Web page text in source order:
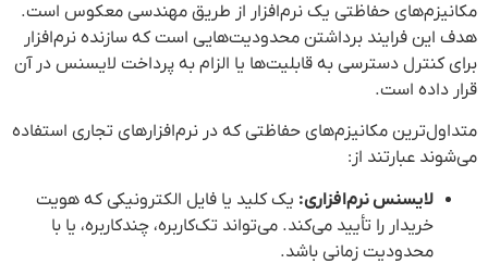
مکانیزم‌های حفاظتی یک نرم‌افزار از طریق مهندسی معکوس است.
هدف این فرایند برداشتن محدودیت‌هایی است که سازنده نرم‌افزار
برای کنترل دسترسی به قابلیت‌ها یا الزام به پرداخت لایسنس در آن
قرار داده است.
متداول‌ترین مکانیزم‌های حفاظتی که در نرم‌افزارهای تجاری استفاده
می‌شوند عبارتند از:
لایسنس نرم‌افزاری: یک کلید یا فایل الکترونیکی که هویت
خریدار را تأیید می‌کند. می‌تواند تک‌کاربره، چندکاربره، یا با
محدودیت زمانی باشد.